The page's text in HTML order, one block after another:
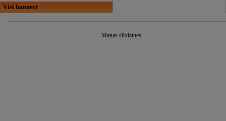
Visi banneri
Manas sīkdatnes